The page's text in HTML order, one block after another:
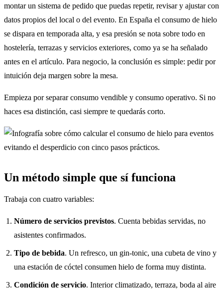
montar un sistema de pedido que puedas repetir, revisar y ajustar con
datos propios del local o del evento. En España el consumo de hielo
se dispara en temporada alta, y esa presión se nota sobre todo en
hostelería, terrazas y servicios exteriores, como ya se ha señalado
antes en el artículo. Para negocio, la conclusión es simple: pedir por
intuición deja margen sobre la mesa.
Empieza por separar consumo vendible y consumo operativo. Si no
haces esa distinción, casi siempre te quedarás corto.
Un método simple que sí funciona
Trabaja con cuatro variables:
Número de servicios previstos. Cuenta bebidas servidas, no
asistentes confirmados.
Tipo de bebida. Un refresco, un gin-tonic, una cubeta de vino y
una estación de cóctel consumen hielo de forma muy distinta.
Condición de servicio. Interior climatizado, terraza, boda al aire